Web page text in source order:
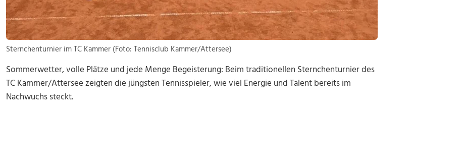
Sternchenturnier im TC Kammer (Foto: Tennisclub Kammer/Attersee)
Sommerwetter, volle Plätze und jede Menge Begeisterung: Beim traditionellen Sternchenturnier des
TC Kammer/Attersee zeigten die jüngsten Tennisspieler, wie viel Energie und Talent bereits im
Nachwuchs steckt.